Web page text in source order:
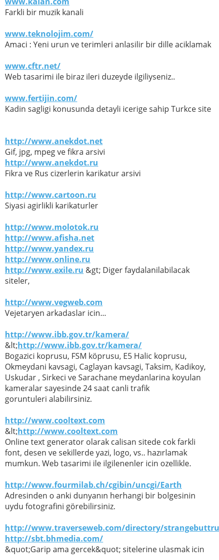
Farkli bir muzik kanali
www.teknolojim.com/
Amaci : Yeni urun ve terimleri anlasilir bir dille aciklamak
www.cftr.net/
Web tasarimi ile biraz ileri duzeyde ilgiliyseniz..
www.fertijin.com/
Kadin sagligi konusunda detayli icerige sahip Turkce site
http://www.anekdot.net
Gif, jpg, mpeg ve fikra arsivi
http://www.anekdot.ru
Fikra ve Rus cizerlerin karikatur arsivi
http://www.cartoon.ru
Siyasi agirlikli karikaturler
http://www.molotok.ru
http://www.afisha.net
http://www.yandex.ru
http://www.online.ru
http://www.exile.ru &gt; Diger faydalanilabilacak
siteler,
http://www.vegweb.com
Vejetaryen arkadaslar icin...
http://www.ibb.gov.tr/kamera/
&lt;http://www.ibb.gov.tr/kamera/
Bogazici koprusu, FSM köprusu, E5 Halic koprusu,
Okmeydani kavsagi, Caglayan kavsagi, Taksim, Kadikoy,
Uskudar , Sirkeci ve Sarachane meydanlarina koyulan
kameralar sayesinde 24 saat canli trafik
goruntuleri alabilirsiniz.
http://www.cooltext.com
&lt;http://www.cooltext.com
Online text generator olarak calisan sitede cok farkli
font, desen ve sekillerde yazi, logo, vs.. hazırlamak
mumkun. Web tasarimi ile ilgilenenler icin ozellikle.
http://www.fourmilab.ch/cgibin/uncgi/Earth
Adresinden o anki dunyanın herhangi bir bolgesinin
uydu fotografini görebilirsiniz.
http://www.traverseweb.com/directory/
http://sbt.bhmedia.com/
&quot;Garip ama gercek&quot; sitelerine ulasmak icin